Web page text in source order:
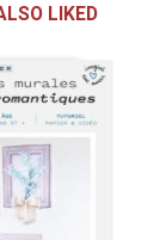
LIKED